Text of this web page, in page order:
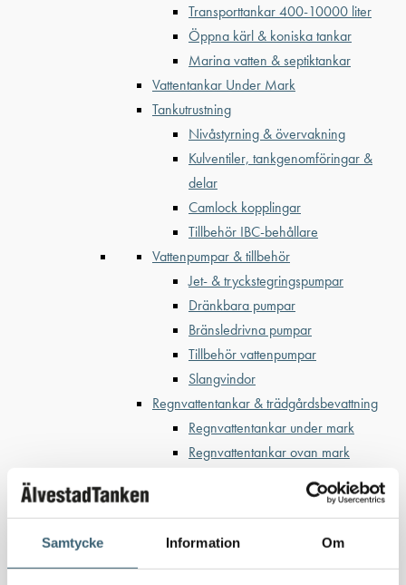
Samtycke Information Om
Transporttankar 400-10000 liter
Öppna kärl & koniska tankar
Marina vatten & septiktankar
Vattentankar Under Mark
Tankutrustning
Nivåstyrning & övervakning
Kulventiler, tankgenomföringar &
delar
Camlock kopplingar
Tillbehör IBC-behållare
Vattenpumpar & tillbehör
Jet- & tryckstegringspumpar
Dränkbara pumpar
Bränsledrivna pumpar
Tillbehör vattenpumpar
Slangvindor
Regnvattentankar & trädgårdsbevattning
Regnvattentankar under mark
Regnvattentankar ovan mark
Regnvattenfilter & lövsilar
Bevattning & underhåll
Bufferttankar till växtskyddsspruta
Vattenplattformar